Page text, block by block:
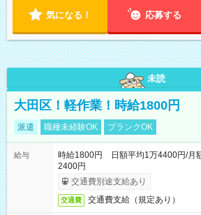
気になる！ 応募する
未読
大田区！軽作業！時給1800円
派遣 職種未経験OK ブランクOK
給与
時給1800円 日額平均1万4400円/月
2400円
交通費別途支給あり
交通費 交通費支給（規定あり）